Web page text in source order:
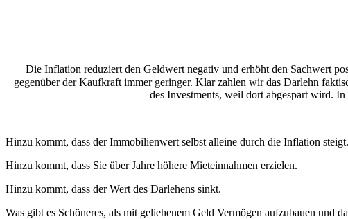
Die Inflation reduziert den Geldwert negativ und erhöht den Sachwert
gegenüber der Kaufkraft immer geringer. Klar zahlen wir das Darlehn
des Investments, weil dort abgespart wird.
Hinzu kommt, dass der Immobilienwert selbst alleine durch die Inflation steigt.
Hinzu kommt, dass Sie über Jahre höhere Mieteinnahmen erzielen.
Hinzu kommt, dass der Wert des Darlehens sinkt.
Was gibt es Schöneres, als mit geliehenem Geld Vermögen aufzubauen und